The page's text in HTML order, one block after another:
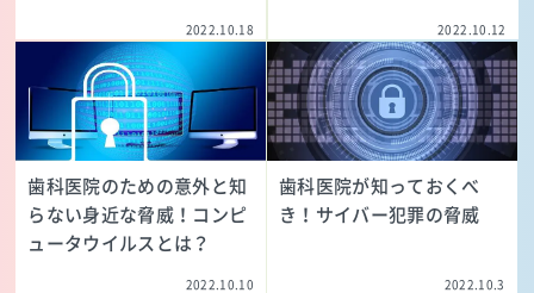
2022.10.18 2022.10.12
歯科医院のための意外と知
らない身近な脅威！コンピ
ュータウイルスとは？
2022.10.10
歯科医院が知っておくべ
き！サイバー犯罪の脅威
2022.10.3